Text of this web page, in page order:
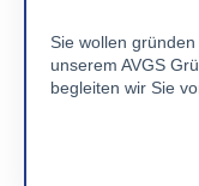
Sie wollen
unserem AVGS
begleiten wir Sie
Zu Karriere-